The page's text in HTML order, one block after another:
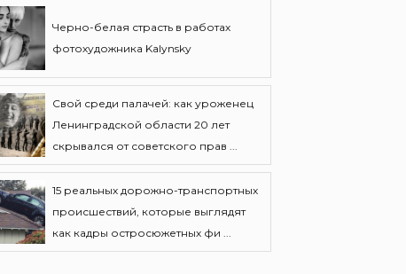
Черно-белая страсть в работах
фотохудожника Kalynsky
Свой среди палачей: как уроженец
Ленинградской области 20 лет
скрывался от советского прав ...
15 реальных дорожно-транспортных
происшествий, которые выглядят
как кадры остросюжетных фи ...